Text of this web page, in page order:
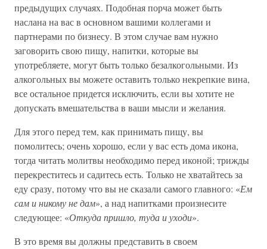
предыдущих случаях. Подобная порча может быть
наслана на вас в основном вашими коллегами и
партнерами по бизнесу. В этом случае вам нужно
заговорить свою пищу, напитки, которые вы
употребляете, могут быть только безалкогольными. Из
алкогольных вы можете оставить только некрепкие вина,
все остальное придется исключить, если вы хотите не
допускать вмешательства в ваши мысли и желания.
Для этого перед тем, как принимать пищу, вы
помолитесь; очень хорошо, если у вас есть дома икона,
тогда читать молитвы необходимо перед иконой; трижды
перекреститесь и садитесь есть. Только не хватайтесь за
еду сразу, потому что вы не сказали самого главного: «Ем
сам и никому не дам», а над напитками произнесите
следующее: «Откуда пришло, туда и уходи».
В это время вы должны представить в своем